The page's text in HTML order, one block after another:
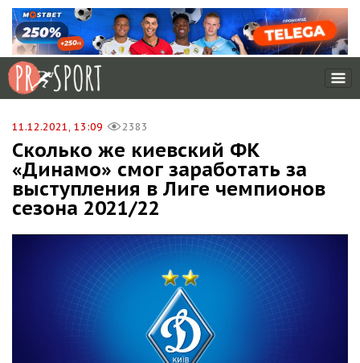
11.12.2021, 13:09 2383
Сколько же киевский ФК
«Динамо» смог заработать за
выступления в Лиге чемпионов
сезона 2021/22